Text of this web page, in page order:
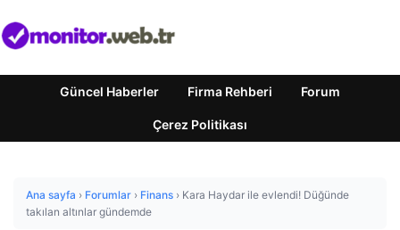
Güncel Haberler Firma Rehberi Forum
Çerez Politikası
Ana sayfa › Forumlar › Finans › Kara Haydar ile evlendi! Düğünde
takılan altınlar gündemde